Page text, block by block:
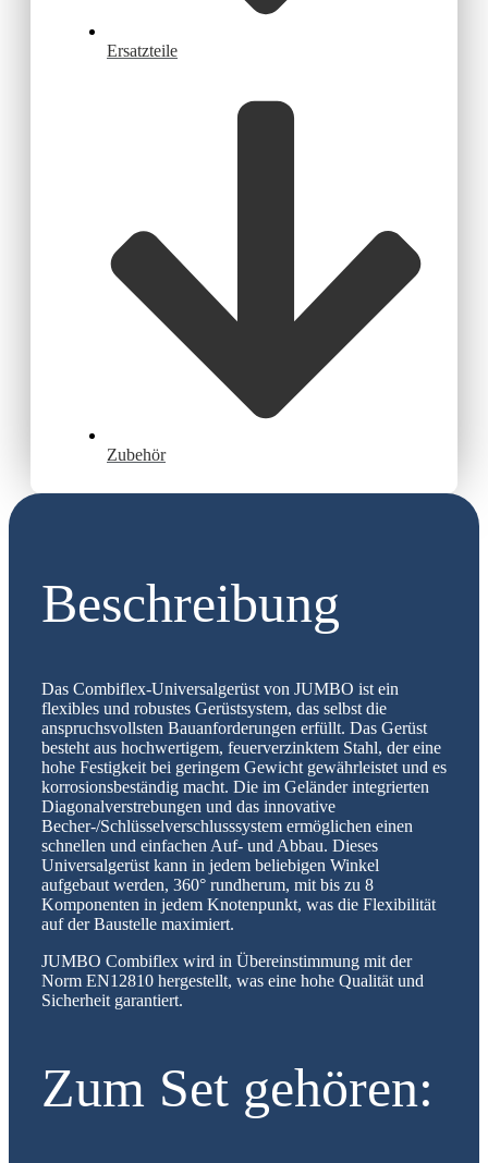
Ersatzteile
Zubehör
Beschreibung
Das Combiflex-Universalgerüst von JUMBO ist ein
flexibles und robustes Gerüstsystem, das selbst die
anspruchsvollsten Bauanforderungen erfüllt. Das Gerüst
besteht aus hochwertigem, feuerverzinktem Stahl, der eine
hohe Festigkeit bei geringem Gewicht gewährleistet und es
korrosionsbeständig macht. Die im Geländer integrierten
Diagonalverstrebungen und das innovative
Becher-/Schlüsselverschlusssystem ermöglichen einen
schnellen und einfachen Auf- und Abbau. Dieses
Universalgerüst kann in jedem beliebigen Winkel
aufgebaut werden, 360° rundherum, mit bis zu 8
Komponenten in jedem Knotenpunkt, was die Flexibilität
auf der Baustelle maximiert.
JUMBO Combiflex wird in Übereinstimmung mit der
Norm EN12810 hergestellt, was eine hohe Qualität und
Sicherheit garantiert.
Zum Set gehören: